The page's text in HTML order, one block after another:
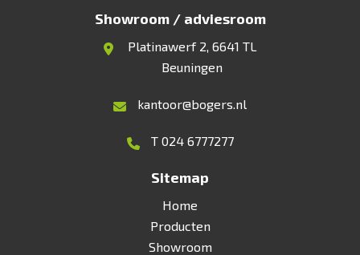
Showroom / adviesroom
Platinawerf 2, 6641 TL
Beuningen
kantoor@bogers.nl
T 024 6777277
Sitemap
Home
Producten
Showroom